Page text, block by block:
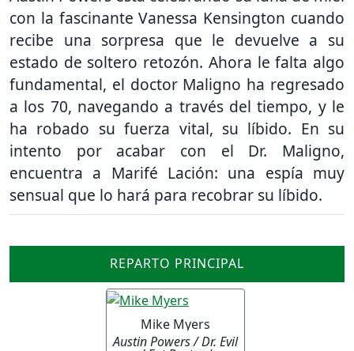
con la fascinante Vanessa Kensington cuando
recibe una sorpresa que le devuelve a su
estado de soltero retozón. Ahora le falta algo
fundamental, el doctor Maligno ha regresado
a los 70, navegando a través del tiempo, y le
ha robado su fuerza vital, su líbido. En su
intento por acabar con el Dr. Maligno,
encuentra a Marifé Lación: una espía muy
sensual que lo hará para recobrar su líbido.
REPARTO PRINCIPAL
Mike Myers
Austin Powers / Dr. Evil